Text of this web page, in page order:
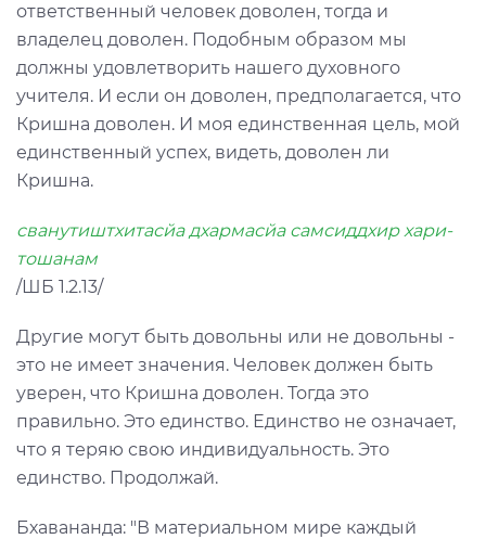
ответственный человек доволен, тогда и
владелец доволен. Подобным образом мы
должны удовлетворить нашего духовного
учителя. И если он доволен, предполагается, что
Кришна доволен. И моя единственная цель, мой
единственный успех, видеть, доволен ли
Кришна.
сванутиштхитасйа дхармасйа самсиддхир хари-
тошанам
/ШБ 1.2.13/
Другие могут быть довольны или не довольны -
это не имеет значения. Человек должен быть
уверен, что Кришна доволен. Тогда это
правильно. Это единство. Единство не означает,
что я теряю свою индивидуальность. Это
единство. Продолжай.
Бхавананда: "В материальном мире каждый